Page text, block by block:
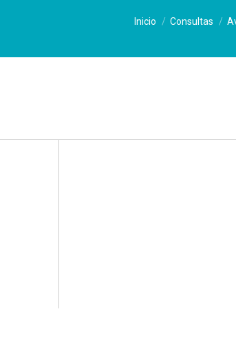
Inicio Consultas